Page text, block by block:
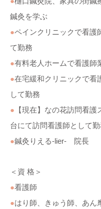
鍼灸を学ぶ
●ペインクリニックで看護
て勤務
●有料老人ホームで看護師
●在宅緩和クリニックで看
して勤務
● 【現在】なの花訪問看護
台にて訪問看護師として勤
●鍼灸りえる-lier- 院長
＜資 格＞
●看護師
●はり師、きゅう師、あん